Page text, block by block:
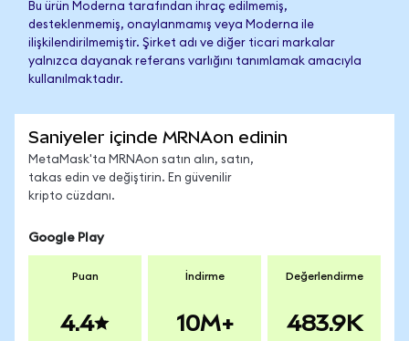
Bu ürün Moderna tarafından ihraç edilmemiş,
desteklenmemiş, onaylanmamış veya Moderna ile
ilişkilendirilmemiştir. Şirket adı ve diğer ticari markalar
yalnızca dayanak referans varlığını tanımlamak amacıyla
kullanılmaktadır.
Saniyeler içinde MRNAon edinin
MetaMask'ta MRNAon satın alın, satın,
takas edin ve değiştirin. En güvenilir
kripto cüzdanı.
Google Play
Puan
4.4
İndirme
10M+
Değerlendirme
483.9K